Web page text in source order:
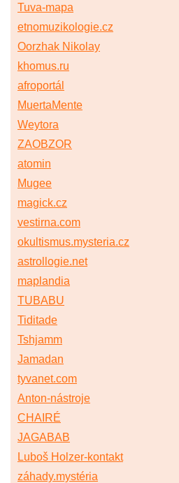
Tuva-mapa
etnomuzikologie.cz
Oorzhak Nikolay
khomus.ru
afroportál
MuertaMente
Weytora
ZAOBZOR
atomin
Mugee
magick.cz
vestirna.com
okultismus.mysteria.cz
astrollogie.net
maplandia
TUBABU
Tiditade
Tshjamm
Jamadan
tyvanet.com
Anton-nástroje
CHAIRÉ
JAGABAB
Luboš Holzer-kontakt
záhady.mystéria